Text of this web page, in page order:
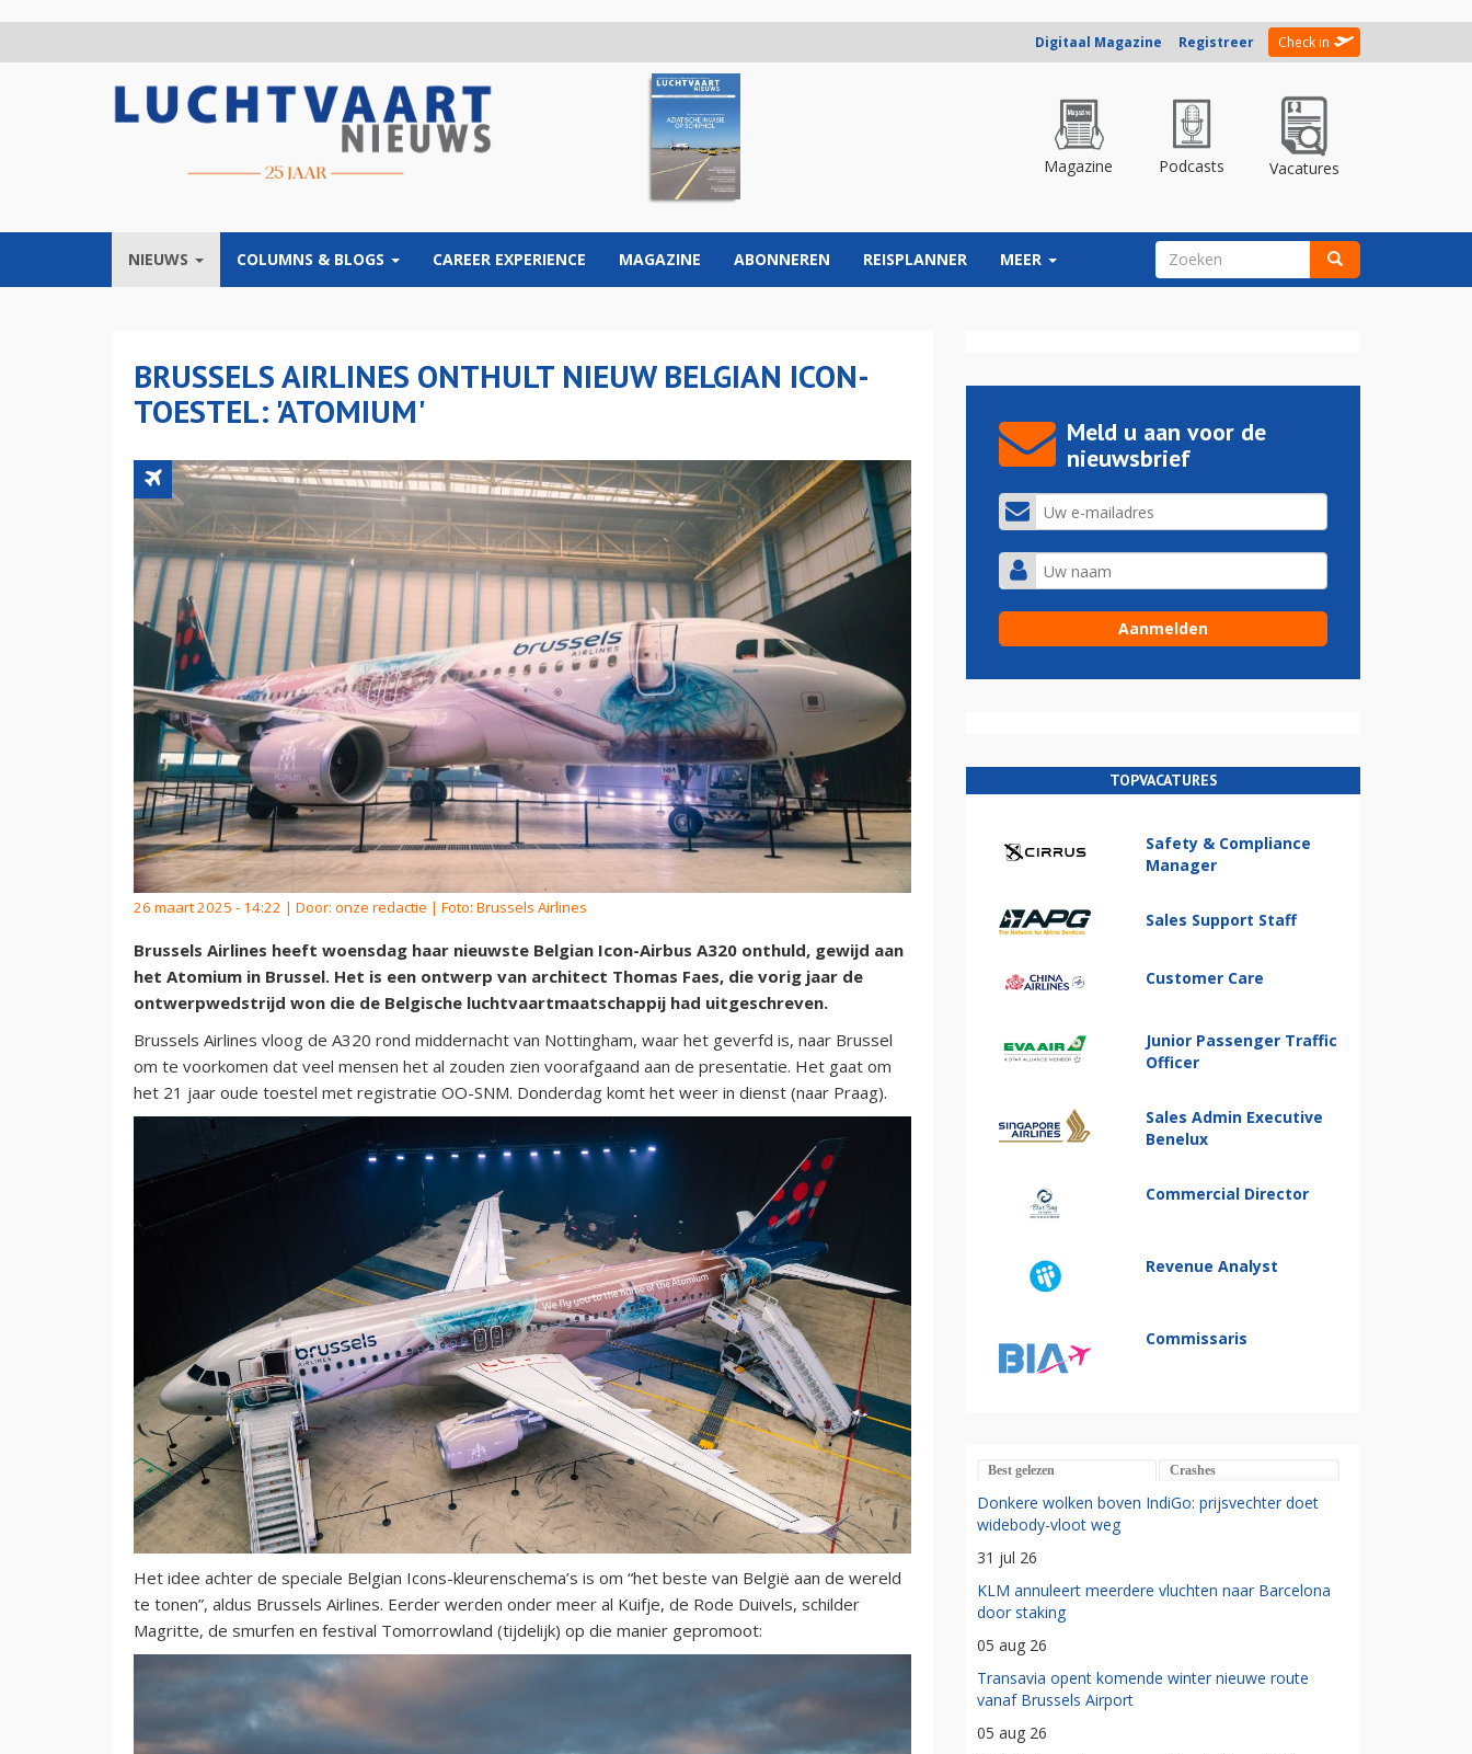
Digitaal Magazine Registreer Check in
Magazine Podcasts Vacatures
NIEUWS COLUMNS & BLOGS CAREER EXPERIENCE MAGAZINE ABONNEREN REISPLANNER MEER ZOEKVELD
BRUSSELS AIRLINES ONTHULT NIEUW BELGIAN ICON-
TOESTEL: 'ATOMIUM'
26 maart 2025 - 14:22 | Door: onze redactie | Foto: Brussels Airlines
Brussels Airlines heeft woensdag haar nieuwste Belgian Icon-Airbus A320 onthuld, gewijd aan
het Atomium in Brussel. Het is een ontwerp van architect Thomas Faes, die vorig jaar de
ontwerpwedstrijd won die de Belgische luchtvaartmaatschappij had uitgeschreven.
Brussels Airlines vloog de A320 rond middernacht van Nottingham, waar het geverfd is, naar Brussel
om te voorkomen dat veel mensen het al zouden zien voorafgaand aan de presentatie. Het gaat om
het 21 jaar oude toestel met registratie OO-SNM. Donderdag komt het weer in dienst (naar Praag).
Het idee achter de speciale Belgian Icons-kleurenschema’s is om “het beste van België aan de wereld
te tonen”, aldus Brussels Airlines. Eerder werden onder meer al Kuifje, de Rode Duivels, schilder
Magritte, de smurfen en festival Tomorrowland (tijdelijk) op die manier gepromoot:
Meld u aan voor de
nieuwsbrief
TOPVACATURES
Safety & Compliance
Manager
Sales Support Staff
Customer Care
Junior Passenger Traffic
Officer
Sales Admin Executive
Benelux
Commercial Director
Revenue Analyst
Commissaris
Best gelezen Crashes
Donkere wolken boven IndiGo: prijsvechter doet
widebody-vloot weg
31 jul 26
KLM annuleert meerdere vluchten naar Barcelona
door staking
05 aug 26
Transavia opent komende winter nieuwe route
vanaf Brussels Airport
05 aug 26